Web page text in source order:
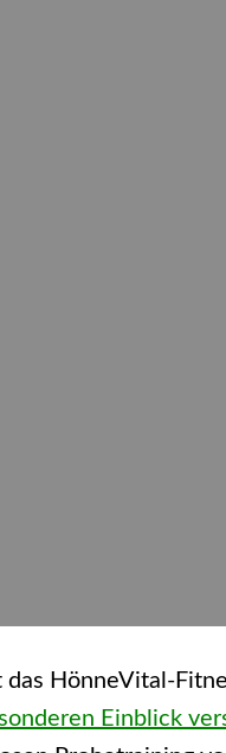
das HönneVital-
Einblick